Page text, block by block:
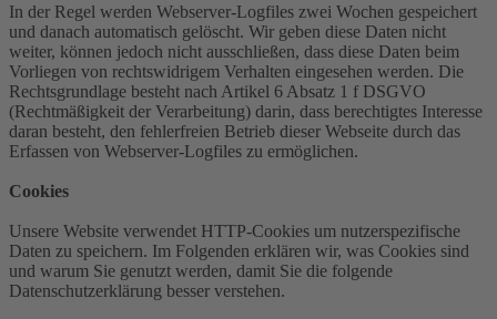
In der Regel werden Webserver-Logfiles zwei Wochen gespeichert
und danach automatisch gelöscht. Wir geben diese Daten nicht
weiter, können jedoch nicht ausschließen, dass diese Daten beim
Vorliegen von rechtswidrigem Verhalten eingesehen werden. Die
Rechtsgrundlage besteht nach Artikel 6 Absatz 1 f DSGVO
(Rechtmäßigkeit der Verarbeitung) darin, dass berechtigtes Interesse
daran besteht, den fehlerfreien Betrieb dieser Webseite durch das
Erfassen von Webserver-Logfiles zu ermöglichen.
Cookies
Unsere Website verwendet HTTP-Cookies um nutzerspezifische
Daten zu speichern. Im Folgenden erklären wir, was Cookies sind
und warum Sie genutzt werden, damit Sie die folgende
Datenschutzerklärung besser verstehen.